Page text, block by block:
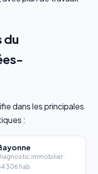
du
dans les principales
:
immobilier ·
306 hab.